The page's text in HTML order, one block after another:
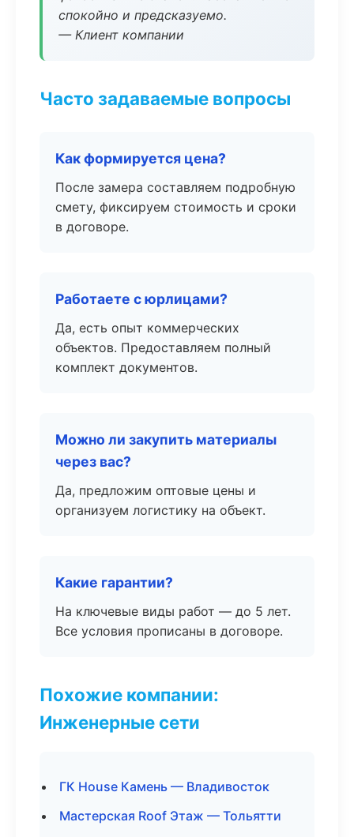
спокойно и предсказуемо.
— Клиент компании
Часто задаваемые вопросы
Как формируется цена?
После замера составляем подробную
смету, фиксируем стоимость и сроки
в договоре.
Работаете с юрлицами?
Да, есть опыт коммерческих
объектов. Предоставляем полный
комплект документов.
Можно ли закупить материалы
через вас?
Да, предложим оптовые цены и
организуем логистику на объект.
Какие гарантии?
На ключевые виды работ — до 5 лет.
Все условия прописаны в договоре.
Похожие компании:
Инженерные сети
ГК House Камень — Владивосток
Мастерская Roof Этаж — Тольятти